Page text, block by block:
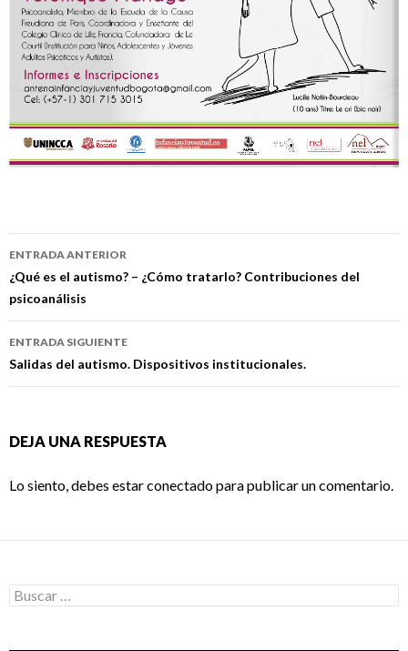
Navegación
de
entradas
ENTRADA ANTERIOR
¿Qué es el autismo? – ¿Cómo tratarlo? Contribuciones del
psicoanálisis
ENTRADA SIGUIENTE
Salidas del autismo. Dispositivos institucionales.
DEJA UNA RESPUESTA
Lo siento, debes estarconectadopara publicar un comentario.
Buscar: